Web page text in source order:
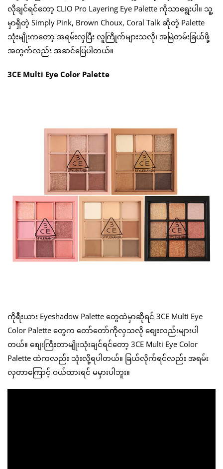
လိုချင်ရင်တော့ CLIO Pro Layering Eye Palette ကိုသာရွေးပါ။ သူ့
မှာရှိတဲ့ Simply Pink, Brown Choux, Coral Talk ဆိုတဲ့ Palette
သုံးမျိုးကတော့ အရမ်းလှပြီး လူကြိုက်များသလို၊ အမြဲတမ်းခြယ်ဖို့
အတွက်လည်း အဆင်ပြေပါတယ်။
3CE Multi Eye Color Palette
ကိုရီးယား Eyeshadow Palette တွေထဲမှာဆိုရင် 3CE Multi Eye
Color Palette တွေက တော်တော်ကိုလှသလို စျေးလည်းများပါ
တယ်။ စျေးကြီးတာမျိုးသုံးချင်ရင်တော့ 3CE Multi Eye Color
Palette ထဲကလည်း သုံးလို့ရပါတယ်။ ခြယ်လိုက်ရင်လည်း အရမ်း
လှတာကြောင့် ဝယ်ထားရင် မမှားပါဘူး။